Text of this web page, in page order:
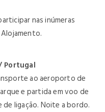
nas inúmeras
Portugal
ao aeroporto de
e partida em voo de
de ligação. Noite a bordo.